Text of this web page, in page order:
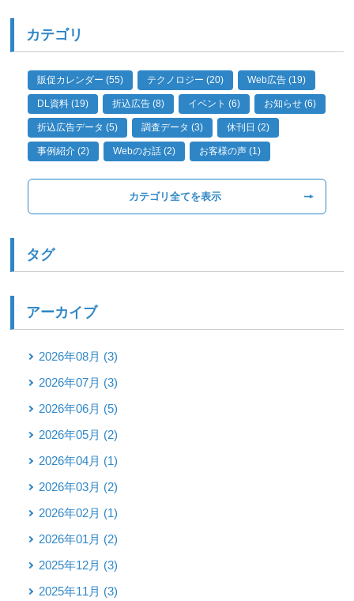
カテゴリ
販促カレンダー (55) テクノロジー (20) Web広告 (19)
DL資料 (19) 折込広告 (8) イベント (6) お知らせ (6)
折込広告データ (5) 調査データ (3) 休刊日 (2)
事例紹介 (2) Webのお話 (2) お客様の声 (1)
カテゴリ全てを表示
タグ
アーカイブ
2026年08月 (3)
2026年07月 (3)
2026年06月 (5)
2026年05月 (2)
2026年04月 (1)
2026年03月 (2)
2026年02月 (1)
2026年01月 (2)
2025年12月 (3)
2025年11月 (3)